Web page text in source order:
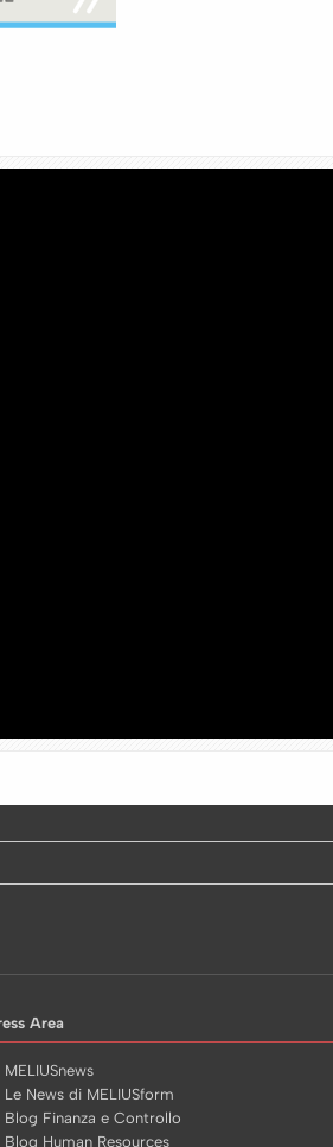
Area
MELIUSnews
Le News di MELIUSform
Blog Finanza e Controllo
Blog Human Resources